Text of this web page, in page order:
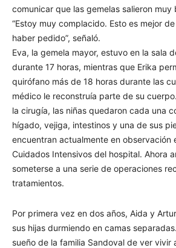
comunicar que las gemelas salieron muy
“Estoy muy complacido. Esto es mejor
haber pedido”, señaló.
Eva, la gemela mayor, estuvo en la sala
durante 17 horas, mientras que Erika
quirófano más de 18 horas durante las
médico le reconstruía parte de su
la cirugía, las niñas quedaron cada una
hígado, vejiga, intestinos y una de sus
encuentran actualmente en observación
Cuidados Intensivos del hospital. Ahora
someterse a una serie de operaciones
tratamientos.
Por primera vez en dos años, Aida y
sus hijas durmiendo en camas
sueño de la familia Sandoval de ver vivir